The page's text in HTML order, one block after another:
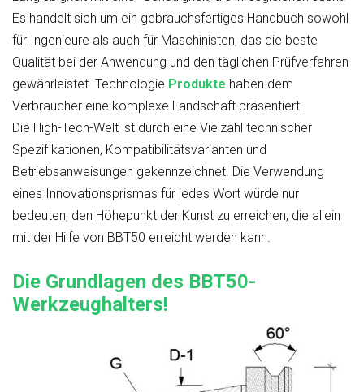
Es handelt sich um ein gebrauchsfertiges Handbuch sowohl
für Ingenieure als auch für Maschinisten, das die beste
Qualität bei der Anwendung und den täglichen Prüfverfahren
gewährleistet. Technologie Produkte haben dem
Verbraucher eine komplexe Landschaft präsentiert.
Die High-Tech-Welt ist durch eine Vielzahl technischer
Spezifikationen, Kompatibilitätsvarianten und
Betriebsanweisungen gekennzeichnet. Die Verwendung
eines Innovationsprismas für jedes Wort würde nur
bedeuten, den Höhepunkt der Kunst zu erreichen, die allein
mit der Hilfe von BBT50 erreicht werden kann.
Die Grundlagen des BBT50-
Werkzeughalters!